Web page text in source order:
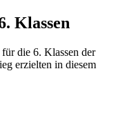
Klassen
die 6. Klassen der
erzielten in diesem